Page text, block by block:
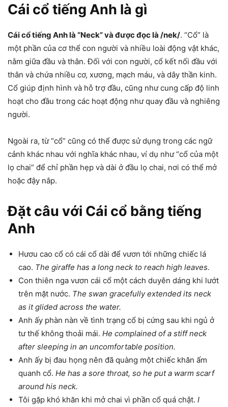
Cái cổ tiếng Anh là gì
Cái cổ tiếng Anh là “Neck” và được đọc là /nek/. “Cổ” là
một phần của cơ thể con người và nhiều loài động vật khác,
nằm giữa đầu và thân. Đối với con người, cổ kết nối đầu với
thân và chứa nhiều cơ, xương, mạch máu, và dây thần kinh.
Cổ giúp định hình và hỗ trợ đầu, cũng như cung cấp độ linh
hoạt cho đầu trong các hoạt động như quay đầu và nghiêng
người.
Ngoài ra, từ “cổ” cũng có thể được sử dụng trong các ngữ
cảnh khác nhau với nghĩa khác nhau, ví dụ như “cổ của một
lọ chai” để chỉ phần hẹp và dài ở đầu lọ chai, nơi có thể mở
hoặc đậy nắp.
Đặt câu với Cái cổ bằng tiếng
Anh
Hươu cao cổ có cái cổ dài để vươn tới những chiếc lá
cao. The giraffe has a long neck to reach high leaves.
Con thiên nga vươn cái cổ một cách duyên dáng khi lướt
trên mặt nước. The swan gracefully extended its neck
as it glided across the water.
Anh ấy phàn nàn về tình trạng cổ bị cứng sau khi ngủ ở
tư thế không thoải mái. He complained of a stiff neck
after sleeping in an uncomfortable position.
Anh ấy bị đau họng nên đã quàng một chiếc khăn ấm
quanh cổ. He has a sore throat, so he put a warm scarf
around his neck.
Tôi gặp khó khăn khi mở chai vì phần cổ quá chật. I